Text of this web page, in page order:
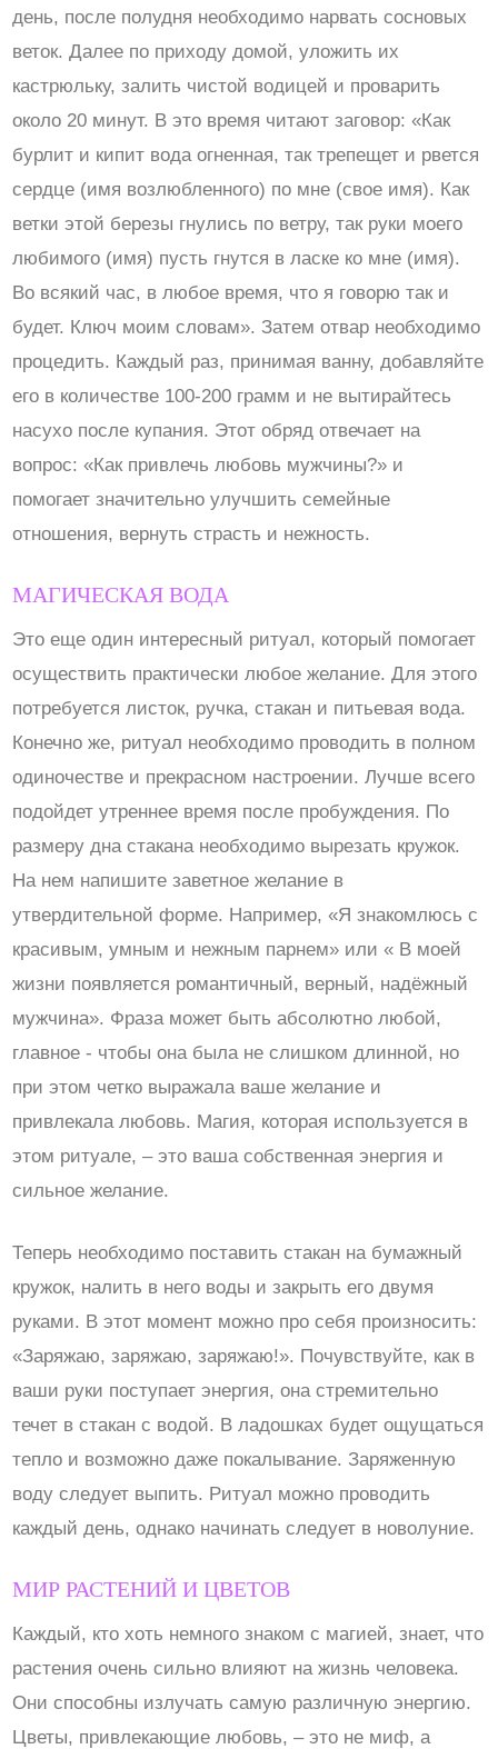
день, после полудня необходимо нарвать сосновых
веток. Далее по приходу домой, уложить их
кастрюльку, залить чистой водицей и проварить
около 20 минут. В это время читают заговор: «Как
бурлит и кипит вода огненная, так трепещет и рвется
сердце (имя возлюбленного) по мне (свое имя). Как
ветки этой березы гнулись по ветру, так руки моего
любимого (имя) пусть гнутся в ласке ко мне (имя).
Во всякий час, в любое время, что я говорю так и
будет. Ключ моим словам». Затем отвар необходимо
процедить. Каждый раз, принимая ванну, добавляйте
его в количестве 100-200 грамм и не вытирайтесь
насухо после купания. Этот обряд отвечает на
вопрос: «Как привлечь любовь мужчины?» и
помогает значительно улучшить семейные
отношения, вернуть страсть и нежность.
МАГИЧЕСКАЯ ВОДА
Это еще один интересный ритуал, который помогает
осуществить практически любое желание. Для этого
потребуется листок, ручка, стакан и питьевая вода.
Конечно же, ритуал необходимо проводить в полном
одиночестве и прекрасном настроении. Лучше всего
подойдет утреннее время после пробуждения. По
размеру дна стакана необходимо вырезать кружок.
На нем напишите заветное желание в
утвердительной форме. Например, «Я знакомлюсь с
красивым, умным и нежным парнем» или « В моей
жизни появляется романтичный, верный, надёжный
мужчина». Фраза может быть абсолютно любой,
главное - чтобы она была не слишком длинной, но
при этом четко выражала ваше желание и
привлекала любовь. Магия, которая используется в
этом ритуале, – это ваша собственная энергия и
сильное желание.
Теперь необходимо поставить стакан на бумажный
кружок, налить в него воды и закрыть его двумя
руками. В этот момент можно про себя произносить:
«Заряжаю, заряжаю, заряжаю!». Почувствуйте, как в
ваши руки поступает энергия, она стремительно
течет в стакан с водой. В ладошках будет ощущаться
тепло и возможно даже покалывание. Заряженную
воду следует выпить. Ритуал можно проводить
каждый день, однако начинать следует в новолуние.
МИР РАСТЕНИЙ И ЦВЕТОВ
Каждый, кто хоть немного знаком с магией, знает, что
растения очень сильно влияют на жизнь человека.
Они способны излучать самую различную энергию.
Цветы, привлекающие любовь, – это не миф, а